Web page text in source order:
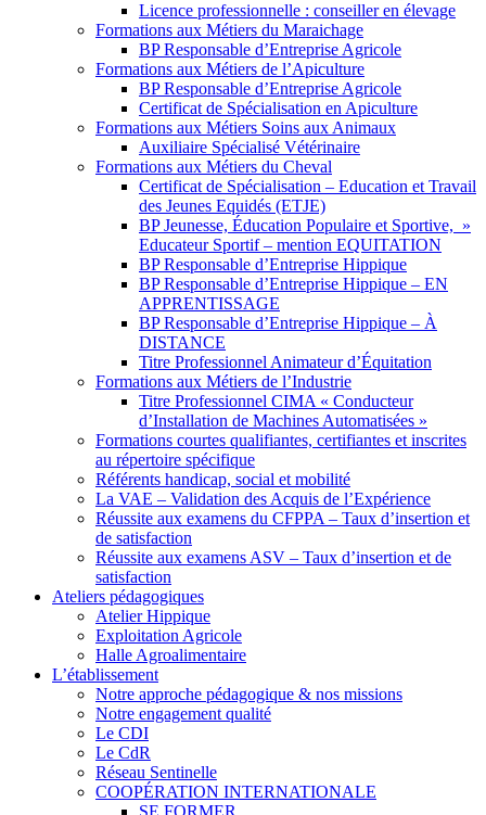
Licence professionnelle : conseiller en élevage
Formations aux Métiers du Maraichage
BP Responsable d’Entreprise Agricole
Formations aux Métiers de l’Apiculture
BP Responsable d’Entreprise Agricole
Certificat de Spécialisation en Apiculture
Formations aux Métiers Soins aux Animaux
Auxiliaire Spécialisé Vétérinaire
Formations aux Métiers du Cheval
Certificat de Spécialisation – Education et Travail
des Jeunes Equidés (ETJE)
BP Jeunesse, Éducation Populaire et Sportive, »
Educateur Sportif – mention EQUITATION
BP Responsable d’Entreprise Hippique
BP Responsable d’Entreprise Hippique – EN
APPRENTISSAGE
BP Responsable d’Entreprise Hippique – À
DISTANCE
Titre Professionnel Animateur d’Équitation
Formations aux Métiers de l’Industrie
Titre Professionnel CIMA « Conducteur
d’Installation de Machines Automatisées »
Formations courtes qualifiantes, certifiantes et inscrites
au répertoire spécifique
Référents handicap, social et mobilité
La VAE – Validation des Acquis de l’Expérience
Réussite aux examens du CFPPA – Taux d’insertion et
de satisfaction
Réussite aux examens ASV – Taux d’insertion et de
satisfaction
Ateliers pédagogiques
Atelier Hippique
Exploitation Agricole
Halle Agroalimentaire
L’établissement
Notre approche pédagogique & nos missions
Notre engagement qualité
Le CDI
Le CdR
Réseau Sentinelle
COOPÉRATION INTERNATIONALE
SE FORMER